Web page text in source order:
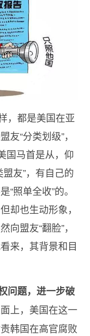
，都是美国在亚
“分类划级”，
国马首是从，仰
友”，有自己的
照单全收”的。
却也生动形象，
盟友“翻脸”，
来，其背景和目
问题，进一步破
上，美国在这一
韩国在高官腐败